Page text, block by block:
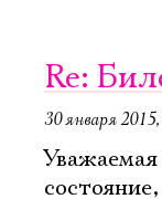
Re:
30 января